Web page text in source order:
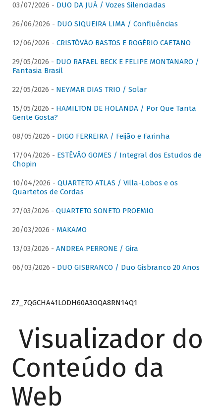
03/07/2026 - DUO DA JUÁ / Vozes Silenciadas
26/06/2026 - DUO SIQUEIRA LIMA / Confluências
12/06/2026 - CRISTÓVÃO BASTOS E ROGÉRIO CAETANO
29/05/2026 - DUO RAFAEL BECK E FELIPE MONTANARO /
Fantasia Brasil
22/05/2026 - NEYMAR DIAS TRIO / Solar
15/05/2026 - HAMILTON DE HOLANDA / Por Que Tanta
Gente Gosta?
08/05/2026 - DIGO FERREIRA / Feijão e Farinha
17/04/2026 - ESTÊVÃO GOMES / Integral dos Estudos de
Chopin
10/04/2026 - QUARTETO ATLAS / Villa-Lobos e os
Quartetos de Cordas
27/03/2026 - QUARTETO SONETO PROEMIO
20/03/2026 - MAKAMO
13/03/2026 - ANDREA PERRONE / Gira
06/03/2026 - DUO GISBRANCO / Duo Gisbranco 20 Anos
Z7_7QGCHA41LODH60A3OQA8RN14Q1
Visualizador do
Conteúdo da
Web